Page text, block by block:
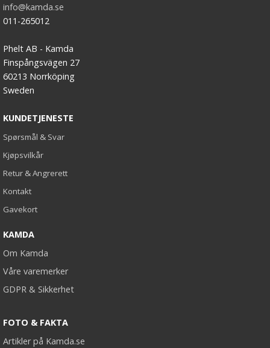
info@kamda.se
011-265012
Phelt AB - Kamda
Finspångsvägen 27
60213 Norrköping
Sweden
KUNDETJENESTE
Spørsmål & Svar
Kjøpsvilkår
Retur & Angrerett
Kontakt
Gavekort
KAMDA
Om Kamda
Våre varemerker
GDPR & Sikkerhet
FOTO & FAKTA
Artikler på Kamda.se